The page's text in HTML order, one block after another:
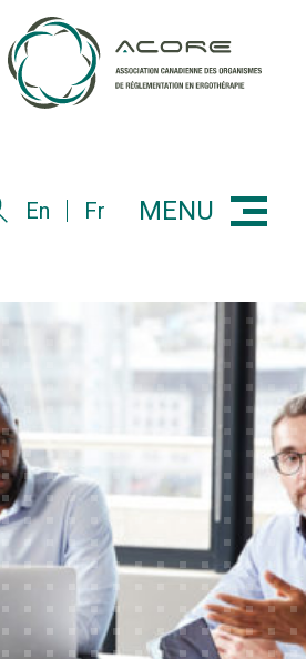
En Fr MENU Menu